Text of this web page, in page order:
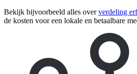
Bekijk bijvoorbeeld alles oververdeling
de kosten voor een lokale en betaalbare